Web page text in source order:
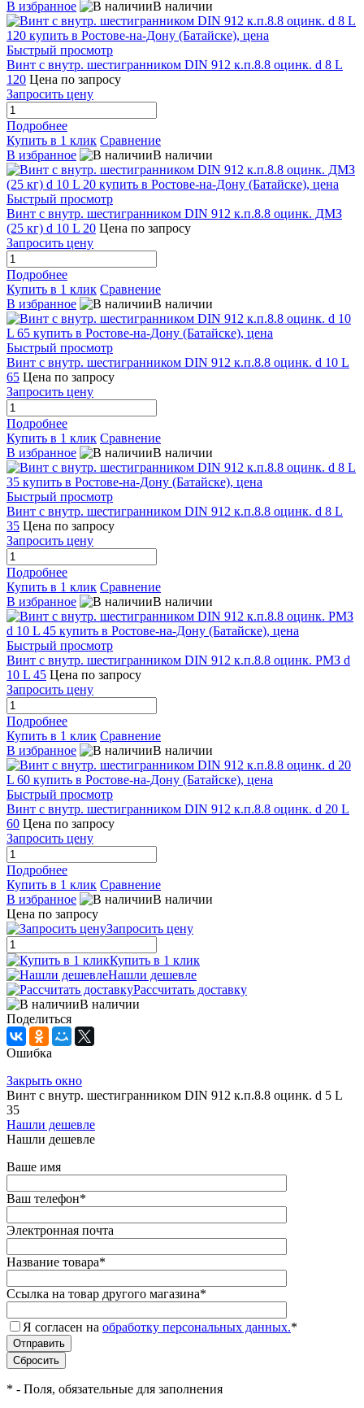
В избранное В наличии
Быстрый просмотр
Винт с внутр. шестигранником DIN 912 к.п.8.8 оцинк. d 8 L
120 Цена по запросу
Запросить цену
Подробнее
Купить в 1 клик Сравнение
В избранное
В наличии
Быстрый просмотр
Винт с внутр. шестигранником DIN 912 к.п.8.8 оцинк. ДМЗ
(25 кг) d 10 L 20 Цена по запросу
Запросить цену
Подробнее
Купить в 1 клик Сравнение
В избранное
В наличии
Быстрый просмотр
Винт с внутр. шестигранником DIN 912 к.п.8.8 оцинк. d 10 L
65 Цена по запросу
Запросить цену
Подробнее
Купить в 1 клик Сравнение
В избранное
В наличии
Быстрый просмотр
Винт с внутр. шестигранником DIN 912 к.п.8.8 оцинк. d 8 L
35 Цена по запросу
Запросить цену
Подробнее
Купить в 1 клик Сравнение
В избранное
В наличии
Быстрый просмотр
Винт с внутр. шестигранником DIN 912 к.п.8.8 оцинк. РМЗ d
10 L 45 Цена по запросу
Запросить цену
Подробнее
Купить в 1 клик Сравнение
В избранное
В наличии
Быстрый просмотр
Винт с внутр. шестигранником DIN 912 к.п.8.8 оцинк. d 20 L
60 Цена по запросу
Запросить цену
Подробнее
Купить в 1 клик Сравнение
В избранное
В наличии
Цена по запросу
Запросить цену
Купить в 1 клик
Нашли дешевле
Рассчитать доставку
В наличии
Поделиться
Ошибка
Закрыть окно
Винт с внутр. шестигранником DIN 912 к.п.8.8 оцинк. d 5 L
35
Нашли дешевле
Нашли дешевле
Ваше имя
Ваш телефон*
Электронная почта
Название товара*
Ссылка на товар другого магазина*
Я согласен на обработку персональных данных.*
* - Поля, обязательные для заполнения